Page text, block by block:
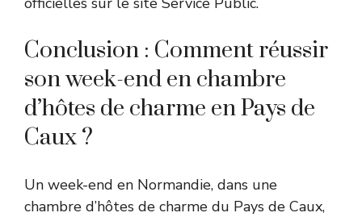
Conclusion : Comment réussir
son week-end en chambre
d’hôtes de charme en Pays de
Caux ?
Un week-end en Normandie, dans une
chambre d’hôtes de charme du Pays de Caux,